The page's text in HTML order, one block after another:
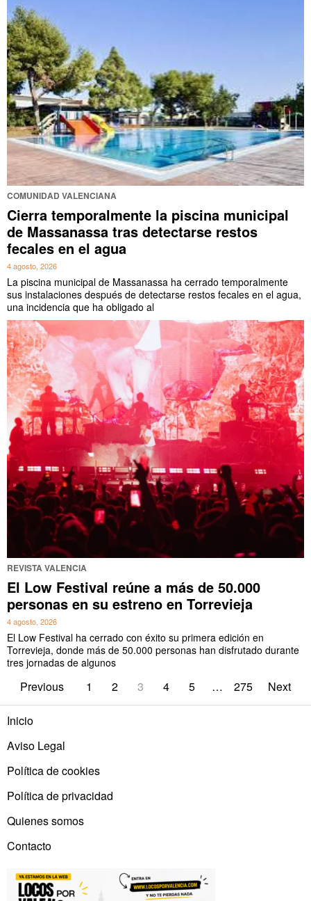
COMUNIDAD VALENCIANA
Cierra temporalmente la piscina municipal
de Massanassa tras detectarse restos
fecales en el agua
4 agosto, 2026
La piscina municipal de Massanassa ha cerrado temporalmente
sus instalaciones después de detectarse restos fecales en el agua,
una incidencia que ha obligado al
REVISTA VALENCIA
El Low Festival reúne a más de 50.000
personas en su estreno en Torrevieja
4 agosto, 2026
El Low Festival ha cerrado con éxito su primera edición en
Torrevieja, donde más de 50.000 personas han disfrutado durante
tres jornadas de algunos
Previous 1 2 3 4 5 … 275 Next
Inicio
Aviso Legal
Política de cookies
Política de privacidad
Quienes somos
Contacto